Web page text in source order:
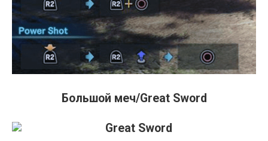
Большой меч/Great Sword